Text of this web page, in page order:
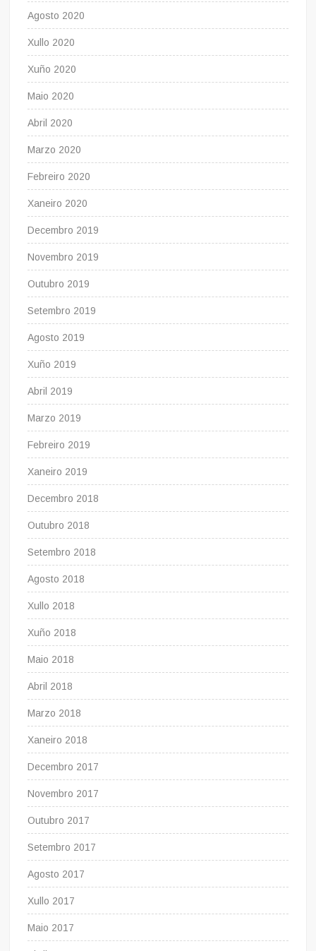
Agosto 2020
Xullo 2020
Xuño 2020
Maio 2020
Abril 2020
Marzo 2020
Febreiro 2020
Xaneiro 2020
Decembro 2019
Novembro 2019
Outubro 2019
Setembro 2019
Agosto 2019
Xuño 2019
Abril 2019
Marzo 2019
Febreiro 2019
Xaneiro 2019
Decembro 2018
Outubro 2018
Setembro 2018
Agosto 2018
Xullo 2018
Xuño 2018
Maio 2018
Abril 2018
Marzo 2018
Xaneiro 2018
Decembro 2017
Novembro 2017
Outubro 2017
Setembro 2017
Agosto 2017
Xullo 2017
Maio 2017